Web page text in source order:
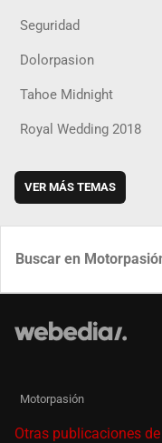
Seguridad
Dolorpasion
Tahoe Midnight
Royal Wedding 2018
VER MÁS TEMAS
Motorpasión
Otras publicaciones